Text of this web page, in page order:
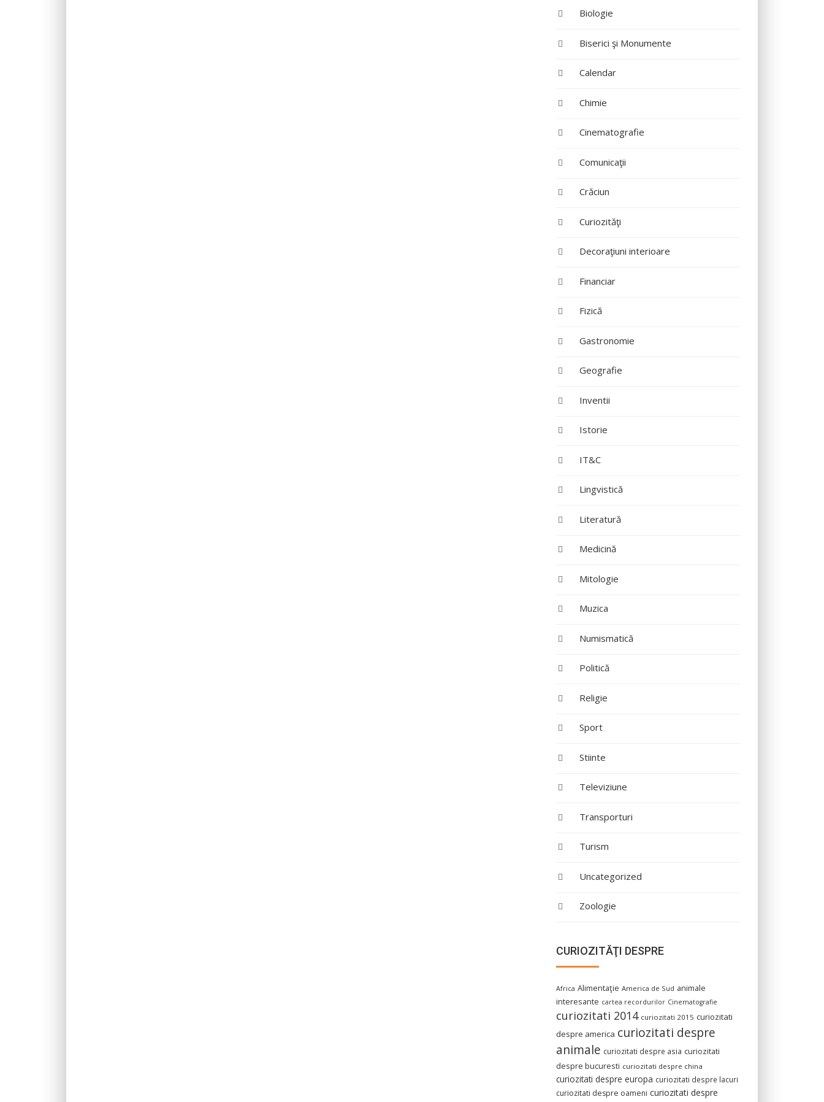
Biologie
Biserici şi Monumente
Calendar
Chimie
Cinematografie
Comunicaţii
Crăciun
Curiozităţi
Decoraţiuni interioare
Financiar
Fizică
Gastronomie
Geografie
Inventii
Istorie
IT&C
Lingvistică
Literatură
Medicină
Mitologie
Muzica
Numismatică
Politică
Religie
Sport
Stiinte
Televiziune
Transporturi
Turism
Uncategorized
Zoologie
CURIOZITĂŢI DESPRE
Africa Alimentaţie America de Sud animale
interesante cartea recordurilor Cinematografie
curiozitati 2014 curiozitati 2015 curiozitati
despre america curiozitati despre
animale curiozitati despre asia curiozitati
despre bucuresti curiozitati despre china
curiozitati despre europa curiozitati despre lacuri
curiozitati despre oameni curiozitati despre